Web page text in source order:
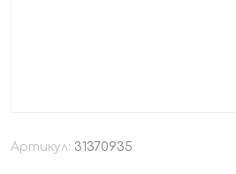
Артикул: 31370935